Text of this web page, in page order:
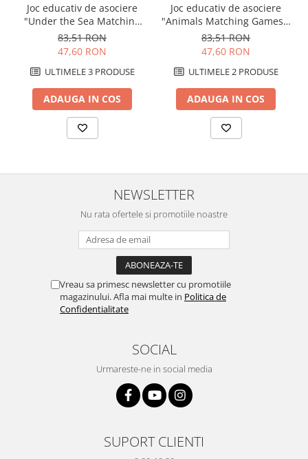
Joc educativ de asociere
"Under the Sea Matching
Games", Usborne
83,51 RON
47,60 RON
ULTIMELE 3 PRODUSE
ADAUGA IN COS
Joc educativ de asociere
"Animals Matching Games",
Usborne
83,51 RON
47,60 RON
ULTIMELE 2 PRODUSE
ADAUGA IN COS
NEWSLETTER
Nu rata ofertele si promotiile noastre
Vreau sa primesc newsletter cu promotiile
magazinului. Afla mai multe in Politica de
Confidentialitate
SOCIAL
Urmareste-ne in social media
SUPORT CLIENTI